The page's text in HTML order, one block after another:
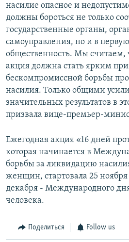
насилие опасное и
должны бороться не только
государственные органы,
самоуправления, но и в
общественность. Мы считаем,
акция должна стать ярким
бескомпромиссной борьбы
насилия. Только общими
значительных результатов в
призвала вице-премьер-
Ежегодная акция «16 дней
которая начинается в
борьбы за ликвидацию
женщин, стартовала 25 ноября
декабря - Международного
человека.
Поделиться Follow us